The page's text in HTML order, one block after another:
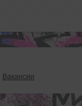
Вакансии